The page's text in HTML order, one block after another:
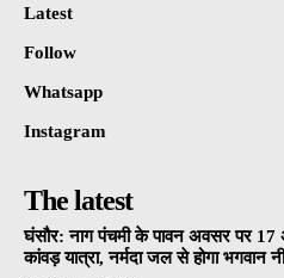
Latest
Follow
Whatsapp
Instagram
The latest
घंसौर: नाग पंचमी के पावन अवसर पर
कांवड़ यात्रा, नर्मदा जल से होगा भगवान